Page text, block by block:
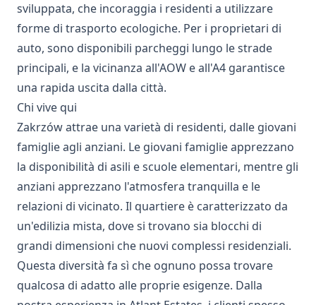
sviluppata, che incoraggia i residenti a utilizzare
forme di trasporto ecologiche. Per i proprietari di
auto, sono disponibili parcheggi lungo le strade
principali, e la vicinanza all'AOW e all'A4 garantisce
una rapida uscita dalla città.
Chi vive qui
Zakrzów attrae una varietà di residenti, dalle giovani
famiglie agli anziani. Le giovani famiglie apprezzano
la disponibilità di asili e scuole elementari, mentre gli
anziani apprezzano l'atmosfera tranquilla e le
relazioni di vicinato. Il quartiere è caratterizzato da
un'edilizia mista, dove si trovano sia blocchi di
grandi dimensioni che nuovi complessi residenziali.
Questa diversità fa sì che ognuno possa trovare
qualcosa di adatto alle proprie esigenze. Dalla